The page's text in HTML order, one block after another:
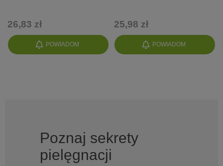
POWIADOM
26,83 zł
POWIADOM
25,98 zł
Poznaj sekrety
pielęgnacji